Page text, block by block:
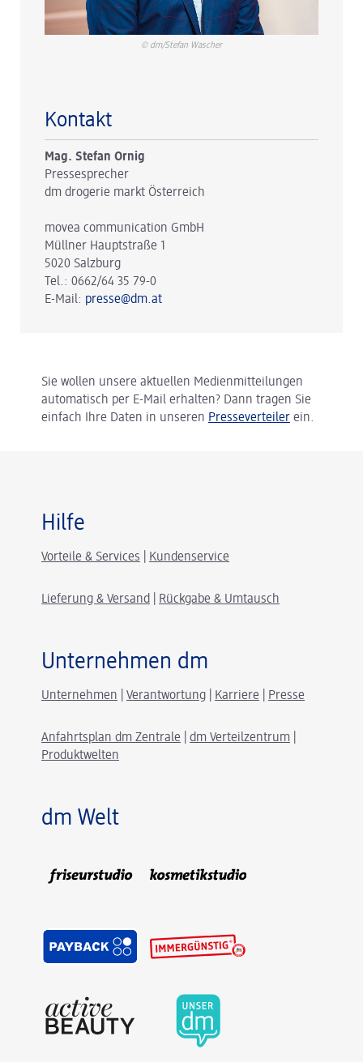
© dm/Stefan Wascher
Kontakt
Mag. Stefan Ornig
Pressesprecher
dm drogerie markt Österreich
movea communication GmbH
Müllner Hauptstraße 1
5020 Salzburg
Tel.: 0662/64 35 79-0
E-Mail: presse@dm.at
Sie wollen unsere aktuellen Medienmitteilungen
automatisch per E-Mail erhalten? Dann tragen Sie
einfach Ihre Daten in unseren Presseverteiler ein.
Hilfe
Vorteile & Services Kundenservice
Lieferung & Versand Rückgabe & Umtausch
Unternehmen dm
Unternehmen Verantwortung Karriere Presse
Anfahrtsplan dm Zentrale dm Verteilzentrum
Produktwelten
dm Welt